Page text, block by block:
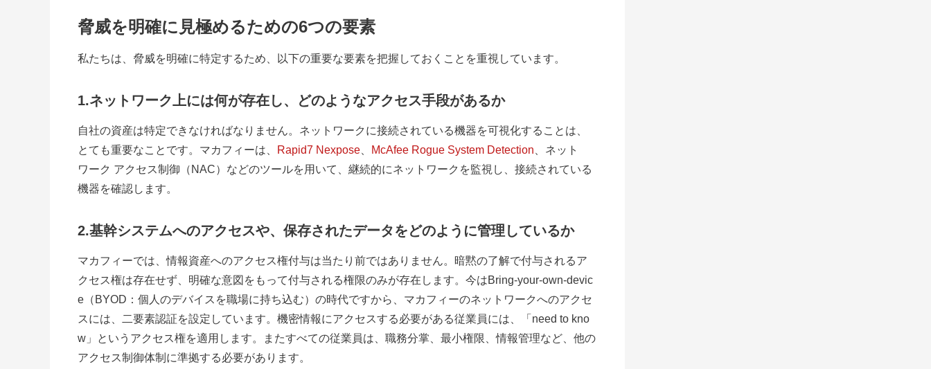
脅威を明確に見極めるための6つの要素
私たちは、脅威を明確に特定するため、以下の重要な要素を把握しておくことを重視しています。
1.ネットワーク上には何が存在し、どのようなアクセス手段があるか
自社の資産は特定できなければなりません。ネットワークに接続されている機器を可視化することは、
とても重要なことです。マカフィーは、
Rapid7 Nexpose McAfee Rogue System Detection 、ネット
ワーク アクセス制御（NAC）などのツールを用いて、継続的にネットワークを監視し、接続されている
機器を確認します。
2.基幹システムへのアクセスや、保存されたデータをどのように管理しているか
マカフィーでは、情報資産へのアクセス権付与は当たり前ではありません。暗黙の了解で付与されるア
クセス権は存在せず、明確な意図をもって付与される権限のみが存在します。今はBring-your-own-devic
e（BYOD：個人のデバイスを職場に持ち込む）の時代ですから、マカフィーのネットワークへのアクセ
スには、二要素認証を設定しています。機密情報にアクセスする必要がある従業員には、「need to kno
w」というアクセス権を適用します。またすべての従業員は、職務分掌、最小権限、情報管理など、他の
アクセス制御体制に準拠する必要があります。